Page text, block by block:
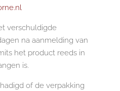
verschuldigde
na aanmelding van
het product reeds in
is.
of de verpakking